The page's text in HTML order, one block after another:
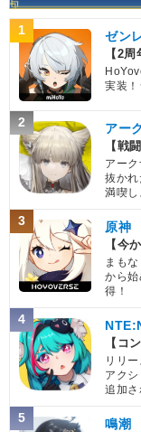
1 ゼン
【2
実装！
2 アー
【戦
アー
抜か
満喫し
3 原神
【今
まも
から
得！
4
【コ
リリ
アク
追加さ
5 鳴潮